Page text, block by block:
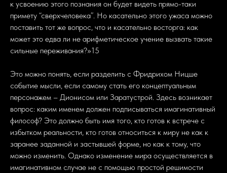
к усвоению этого познания он будет видеть прямо-таки
примету “сверхчеловека”. Но касательно этого ужаса можно
поставить тот же вопрос, что и касательно восторга: как
может это едва ли не арифметическое учение вызвать такие
сильные переживания?»15
Это можно понять, если разделить с Фридрихом Ницше
событие мысли, если самому стать его концептуальным
персонажем – Дионисом или Заратустрой. Здесь возникает
вопрос: каким именем должен подписываться имагинативный
философ? Это должно быть имя того, кто готов к встрече с
избытком реальности, кто готов относиться к миру не как к
заранее заданной и застывшей форме, но как к тому, что
можно изменить. Однако изменение мира осуществляется в
имагинативном случае не с помощью простой решимости